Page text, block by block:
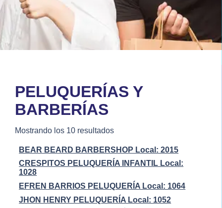
PELUQUERÍAS Y
BARBERÍAS
Mostrando los 10 resultados
BEAR BEARD BARBERSHOP Local: 2015
CRESPITOS PELUQUERÍA INFANTIL Local:
1028
EFREN BARRIOS PELUQUERÍA Local: 1064
JHON HENRY PELUQUERÍA Local: 1052